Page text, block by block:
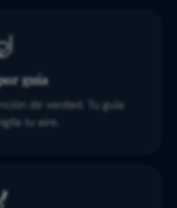
guía
de verdad. Tu guía
tu aire.